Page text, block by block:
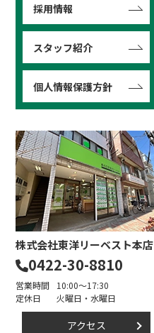
採用情報
スタッフ紹介
個人情報保護方針
株式会社東洋リーベスト本店
0422-30-8810
営業時間
10:00～17:30
定休日
火曜日・水曜日
アクセス